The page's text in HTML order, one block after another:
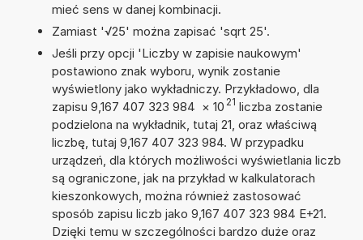
mieć sens w danej kombinacji.
Zamiast '√25' można zapisać 'sqrt 25'.
Jeśli przy opcji 'Liczby w zapisie naukowym'
postawiono znak wyboru, wynik zostanie
wyświetlony jako wykładniczy. Przykładowo, dla
zapisu 9,167 407 323 984 × 10 21 liczba zostanie
podzielona na wykładnik, tutaj 21, oraz właściwą
liczbę, tutaj 9,167 407 323 984. W przypadku
urządzeń, dla których możliwości wyświetlania liczb
są ograniczone, jak na przykład w kalkulatorach
kieszonkowych, można również zastosować
sposób zapisu liczb jako 9,167 407 323 984 E+21.
Dzięki temu w szczególności bardzo duże oraz